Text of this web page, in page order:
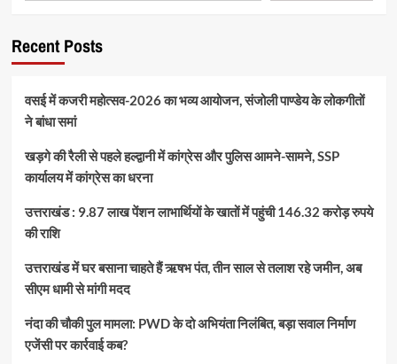
Recent Posts
वसई में कजरी महोत्सव-2026 का भव्य आयोजन, संजोली पाण्डेय के लोकगीतों
ने बांधा समां
खड़गे की रैली से पहले हल्द्वानी में कांग्रेस और पुलिस आमने-सामने, SSP
कार्यालय में कांग्रेस का धरना
उत्तराखंड : 9.87 लाख पेंशन लाभार्थियों के खातों में पहुंची 146.32 करोड़ रुपये
की राशि
उत्तराखंड में घर बसाना चाहते हैं ऋषभ पंत, तीन साल से तलाश रहे जमीन, अब
सीएम धामी से मांगी मदद
नंदा की चौकी पुल मामला: PWD के दो अभियंता निलंबित, बड़ा सवाल निर्माण
एजेंसी पर कार्रवाई कब?